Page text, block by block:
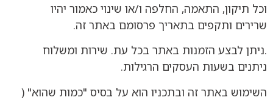
וכל תיקון, התאמה, החלפה ו/או שינוי כאמור יהיו
שרירים ותקפים בתאריך פרסומם באתר זה.
.ניתן לבצע הזמנות באתר בכל עת. שירות ומשלוח
ניתנים בשעות העסקים הרגילות.
השימוש באתר זה ובתכניו הוא על בסיס "כמות שהוא" (